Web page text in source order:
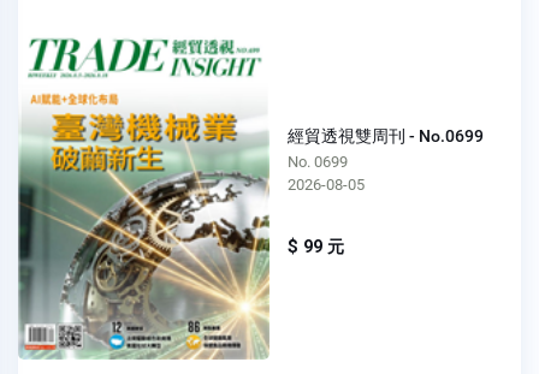
經貿透視雙周刊 - No.0699
No. 0699
2026-08-05
$ 99 元